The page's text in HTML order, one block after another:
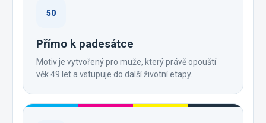
50
Přímo k padesátce
Motiv je vytvořený pro muže, který právě opouští
věk 49 let a vstupuje do další životní etapy.